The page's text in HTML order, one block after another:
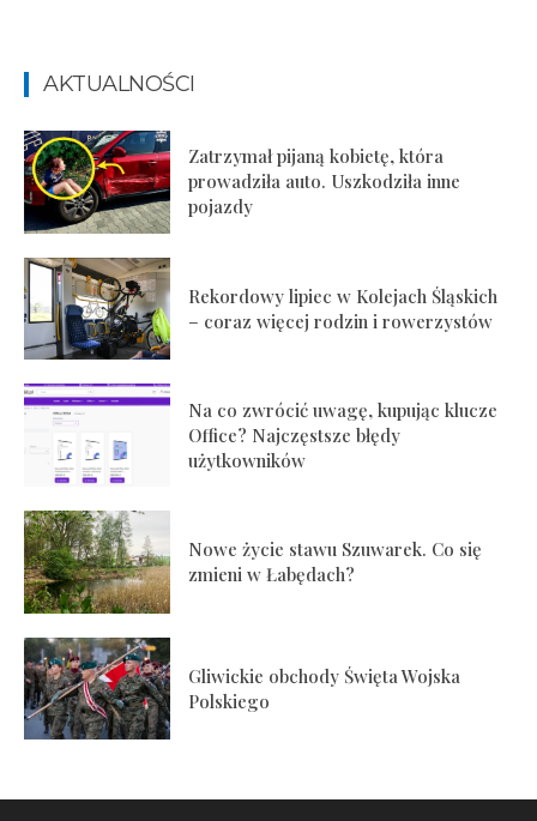
AKTUALNOŚCI
Zatrzymał pijaną kobietę, która
prowadziła auto. Uszkodziła inne
pojazdy
Rekordowy lipiec w Kolejach Śląskich
– coraz więcej rodzin i rowerzystów
Na co zwrócić uwagę, kupując klucze
Office? Najczęstsze błędy
użytkowników
Nowe życie stawu Szuwarek. Co się
zmieni w Łabędach?
Gliwickie obchody Święta Wojska
Polskiego